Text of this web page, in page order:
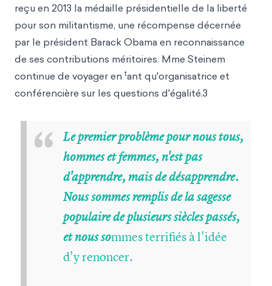
reçu en 2013 la médaille présidentielle de la liberté
pour son militantisme, une récompense décernée
par le président Barack Obama en reconnaissance
de ses contributions méritoires. Mme Steinem
continue de voyager entant qu'organisatrice et
conférencière sur les questions d'égalité.3
“
Le premier problème pour nous tous,
hommes et femmes, n'est pas
d'apprendre, mais de désapprendre.
Nous sommes remplis de la sagesse
populaire de plusieurs siècles passés,
et nous sommes terrifiés à l'idée
d'y renoncer.